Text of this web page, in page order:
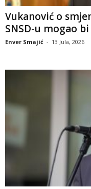
Vukanović o
SNSD-u mogao
Enver Smajić - 13 Jula, 2026